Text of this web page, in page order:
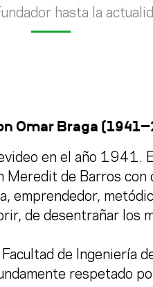
hasta la
Omar Braga (1941-
en el año 1941.
Meredit de Barros
emprendedor,
de desentrañar los
de Ingeniería
respetado